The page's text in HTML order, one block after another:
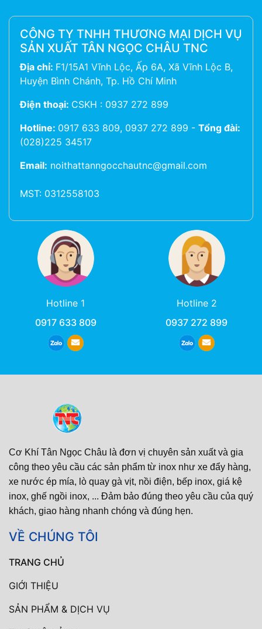
CÔNG TY TNHH THƯƠNG MẠI DỊCH VỤ
SẢN XUẤT TÂN NGỌC CHÂU TNC
Địa chỉ: F1/15A1 Vĩnh Lộc, Ấp 6A, Xã Vĩnh Lộc B,
Huyện Bình Chánh, Tp. Hồ Chí Minh
Điện thoại: CSKH : 0937 272 899
Hotline: 0917 633 809, 0937 272 899 - Tổng đài:
(028)225 34517
Email: noithattanngocchautnc@gmail.com
MST: 0312558103
Hotline 1
0917 633 809
Hotline 2
0937 272 899
Cơ Khí Tân Ngọc Châu là đơn vị chuyên sản xuất và gia
công theo yêu cầu các sản phẩm từ inox như xe đẩy hàng,
xe nước ép mía, lò quay gà vịt, nồi điện, bếp inox, giá kệ
inox, ghế ngồi inox, ... Đảm bảo đúng theo yêu cầu của quý
khách, giao hàng nhanh chóng và đúng hẹn.
VỀ CHÚNG TÔI
TRANG CHỦ
GIỚI THIỆU
SẢN PHẨM & DỊCH VỤ